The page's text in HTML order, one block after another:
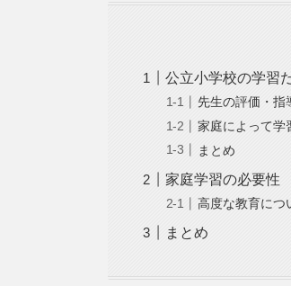
公立小学校の学習
先生の評価・指
家庭によって学
まとめ
家庭学習の必要性
高度な教育につ
まとめ